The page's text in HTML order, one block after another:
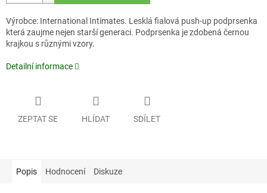
Výrobce: International Intimates. Lesklá fialová push-up podprsenka
která zaujme nejen starší generaci. Podprsenka je zdobená černou
krajkou s různými vzory.
Detailní informace
ZEPTAT SE HLÍDAT SDÍLET
Popis Hodnocení Diskuze